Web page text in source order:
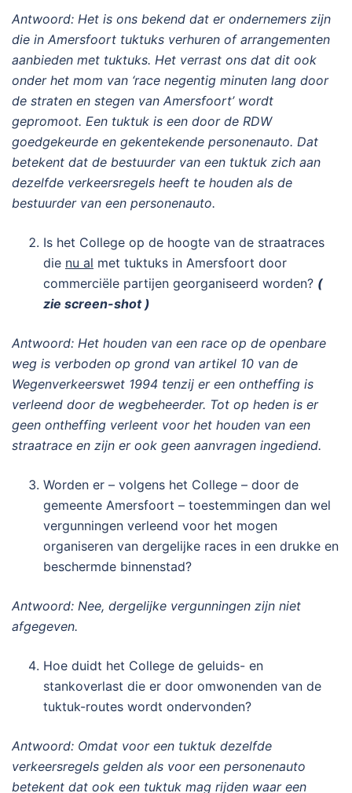
Antwoord: Het is ons bekend dat er ondernemers zijn
die in Amersfoort tuktuks verhuren of arrangementen
aanbieden met tuktuks. Het verrast ons dat dit ook
onder het mom van ‘race negentig minuten lang door
de straten en stegen van Amersfoort’ wordt
gepromoot. Een tuktuk is een door de RDW
goedgekeurde en gekentekende personenauto. Dat
betekent dat de bestuurder van een tuktuk zich aan
dezelfde verkeersregels heeft te houden als de
bestuurder van een personenauto.
Is het College op de hoogte van de straatraces
die nu al met tuktuks in Amersfoort door
commerciële partijen georganiseerd worden? (
zie screen-shot )
Antwoord: Het houden van een race op de openbare
weg is verboden op grond van artikel 10 van de
Wegenverkeerswet 1994 tenzij er een ontheffing is
verleend door de wegbeheerder. Tot op heden is er
geen ontheffing verleent voor het houden van een
straatrace en zijn er ook geen aanvragen ingediend.
Worden er – volgens het College – door de
gemeente Amersfoort – toestemmingen dan wel
vergunningen verleend voor het mogen
organiseren van dergelijke races in een drukke en
beschermde binnenstad?
Antwoord: Nee, dergelijke vergunningen zijn niet
afgegeven.
Hoe duidt het College de geluids- en
stankoverlast die er door omwonenden van de
tuktuk-routes wordt ondervonden?
Antwoord: Omdat voor een tuktuk dezelfde
verkeersregels gelden als voor een personenauto
betekent dat ook een tuktuk mag rijden waar een